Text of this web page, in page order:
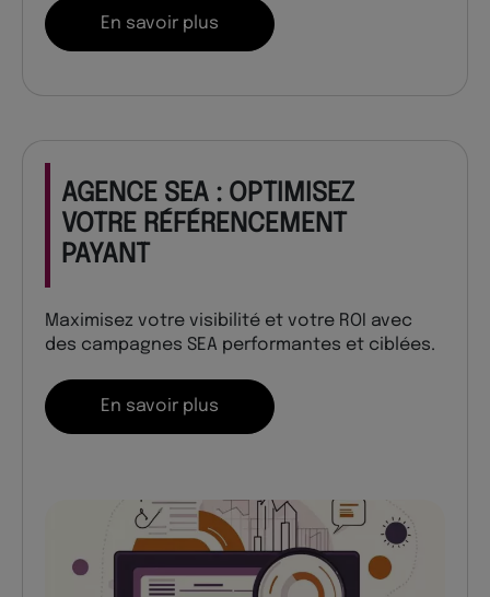
En savoir plus
AGENCE SEA : OPTIMISEZ
VOTRE RÉFÉRENCEMENT
PAYANT
Maximisez votre visibilité et votre ROI avec
des campagnes SEA performantes et ciblées.
En savoir plus